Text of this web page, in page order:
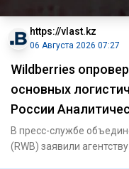
https://vlast.kz
06 Августа 2026 07:27
Wildberries
основных
России
В пресс-службе
(RWB) заявили